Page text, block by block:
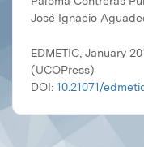
José Ignacio
EDMETIC, January
(UCOPress)
DOI: 10.21071/